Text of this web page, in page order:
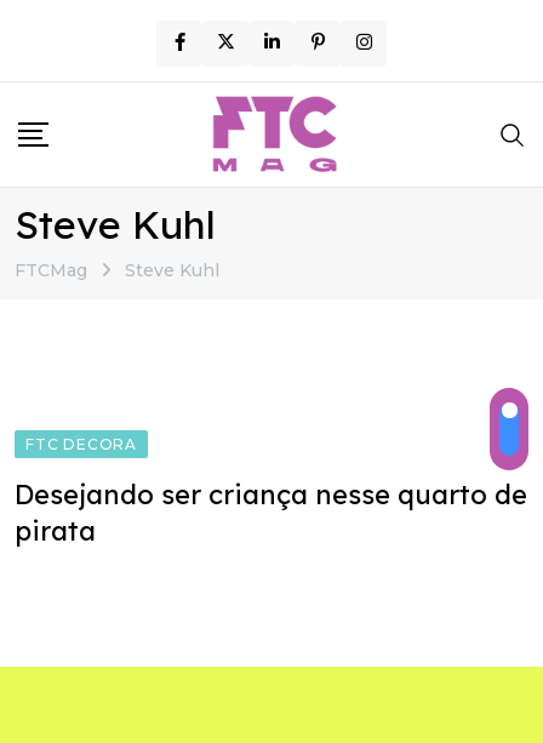
content
Steve Kuhl
FTCMag Steve Kuhl
FTC DECORA
Desejando ser criança nesse quarto de
pirata